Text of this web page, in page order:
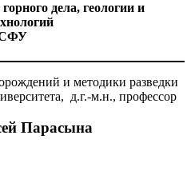
дела, геологии и
и методики разведки
д.г.-м.н., профессор
Парасына